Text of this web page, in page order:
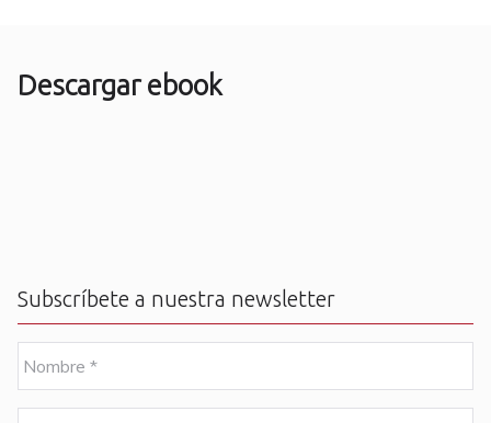
Descargar ebook
Subscríbete a nuestra newsletter
o
m